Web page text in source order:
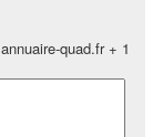
quad.fr + 1